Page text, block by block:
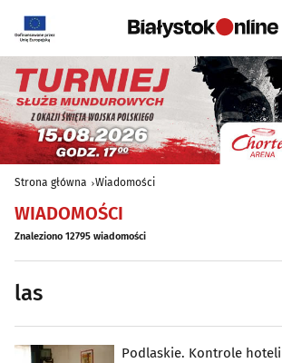
Strona główna Wiadomości
WIADOMOŚCI
Znaleziono 12795 wiadomości
las
Podlaskie. Kontrole hoteli